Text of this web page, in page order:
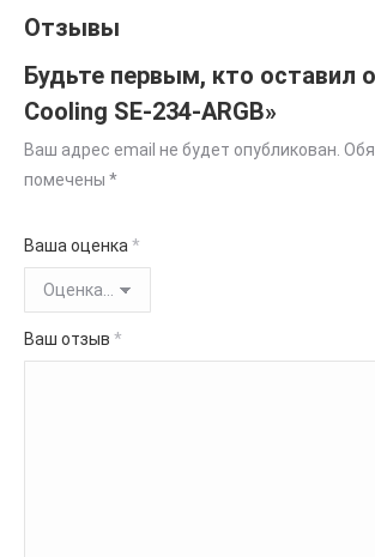
Отзывы
Будьте первым, кто оставил
Cooling SE-234-ARGB»
Ваш адрес email не будет опубликован.
помечены *
Ваша оценка*
Ваш отзыв *